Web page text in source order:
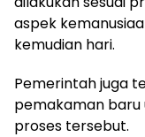
aspek
kemudian hari.
Pemerintah juga
pemakaman
proses tersebut.